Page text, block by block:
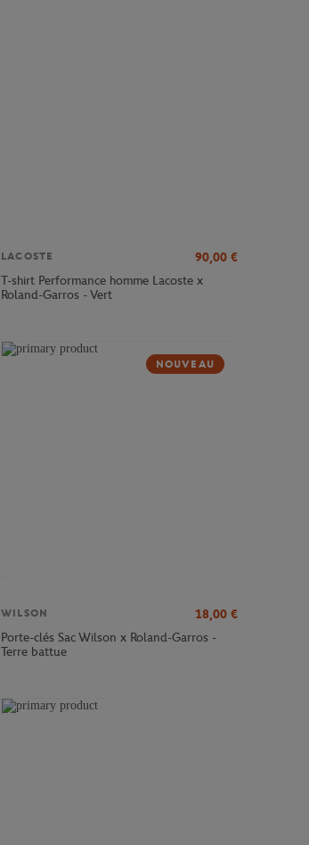
LACOSTE 90,00 €
T-shirt Performance homme Lacoste x
Roland-Garros - Vert
NOUVEAU
WILSON 18,00 €
Porte-clés Sac Wilson x Roland-Garros -
Terre battue